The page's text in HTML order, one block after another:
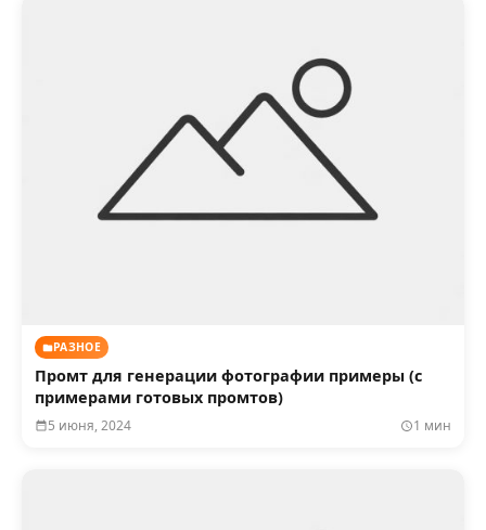
РАЗНОЕ
Промт для генерации фотографии примеры (с
примерами готовых промтов)
5 июня, 2024 1 мин